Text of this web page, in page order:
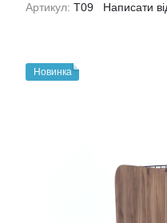
Артикул: T09 Написати
Новинка